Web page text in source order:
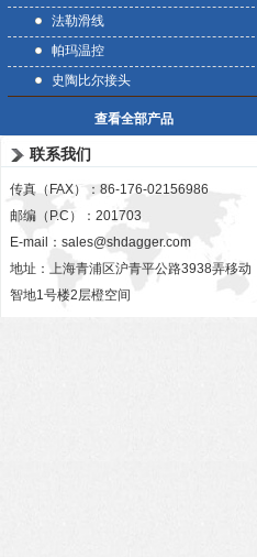
法勒滑线
帕玛温控
史陶比尔接头
查看全部产品
联系我们
传真（FAX）：86-176-02156986
邮编（P.C）：201703
E-mail： sales@shdagger.com
地址：上海青浦区沪青平公路3938弄移动
智地1号楼2层橙空间